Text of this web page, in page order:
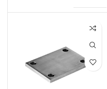
30.5
50